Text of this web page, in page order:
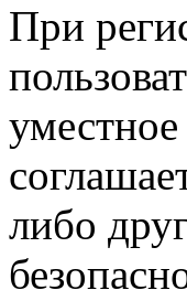
При
либо